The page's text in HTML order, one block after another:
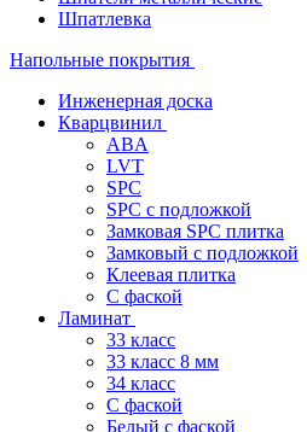
Шпатлевка
Напольные покрытия
Инженерная доска
Кварцвинил
ABA
LVT
SPC
SPC с подложкой
Замковая SPC плитка
Замковый с подложкой
Клеевая плитка
С фаской
Ламинат
33 класс
33 класс 8 мм
34 класс
C фаской
Белый с фаской